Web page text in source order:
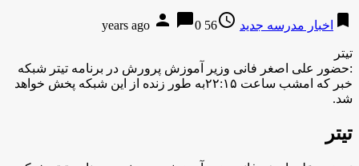
bookmark اخبار مدرسه جدید access_time
56 years ago
person chat_bubble0
تیتر
:حضور علی اصغر فانی وزیر آموزش پرورش در برنامه تیتر شبکه
خبر که امشب ساعت ۲۲:۱۵به طور زنده از این شبکه پخش خواهد
شد.
تیتر